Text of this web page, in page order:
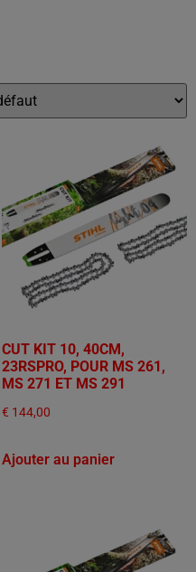
CUT KIT 10, 40CM,
23RSPRO, POUR MS 261,
MS 271 ET MS 291
€ 144,00
Ajouter au panier